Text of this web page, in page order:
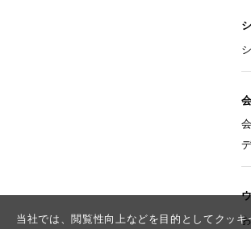
当社では、閲覧性向上などを目的としてクッ